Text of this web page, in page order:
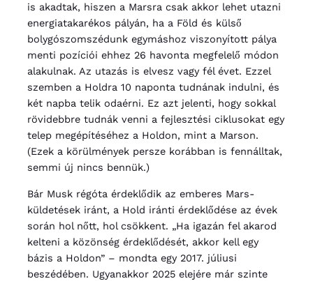
is akadtak, hiszen a Marsra csak akkor lehet utazni
energiatakarékos pályán, ha a Föld és külső
bolygószomszédunk egymáshoz viszonyított pálya
menti pozíciói ehhez 26 havonta megfelelő módon
alakulnak. Az utazás is elvesz vagy fél évet. Ezzel
szemben a Holdra 10 naponta tudnának indulni, és
két napba telik odaérni. Ez azt jelenti, hogy sokkal
rövidebbre tudnák venni a fejlesztési ciklusokat egy
telep megépítéséhez a Holdon, mint a Marson.
(Ezek a körülmények persze korábban is fennálltak,
semmi új nincs bennük.)
Bár Musk régóta érdeklődik az emberes Mars-
küldetések iránt, a Hold iránti érdeklődése az évek
során hol nőtt, hol csökkent. „Ha igazán fel akarod
kelteni a közönség érdeklődését, akkor kell egy
bázis a Holdon” – mondta egy 2017. júliusi
beszédében. Ugyanakkor 2025 elejére már szinte